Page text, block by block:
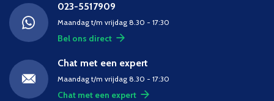
023-5517909
Maandag t/m vrijdag 8.30 - 17:30
Bel ons direct
Chat met een expert
Maandag t/m vrijdag 8.30 - 17:30
Chat met een expert